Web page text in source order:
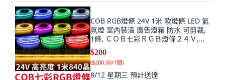
COB RGB燈條 24V 1米 軟燈條 LED 氣
氛燈 室內裝潢 廣告燈箱 防水 可剪裁,
1條, ＣＯＢ七彩ＲＧＢ燈條２４Ｖ,
（１００公分）１條, 七彩RGB, 24V
$200
($200.00/1個)
8/12 星期三 預計送達